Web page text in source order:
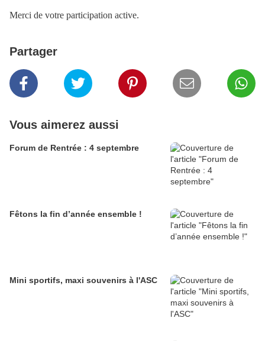
Merci de votre participation active.
Partager
Vous aimerez aussi
Forum de Rentrée : 4 septembre
Fêtons la fin d’année ensemble !
Mini sportifs, maxi souvenirs à l'ASC